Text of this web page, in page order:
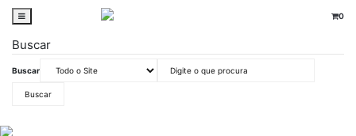
0
Buscar
Buscar
oticaswanny